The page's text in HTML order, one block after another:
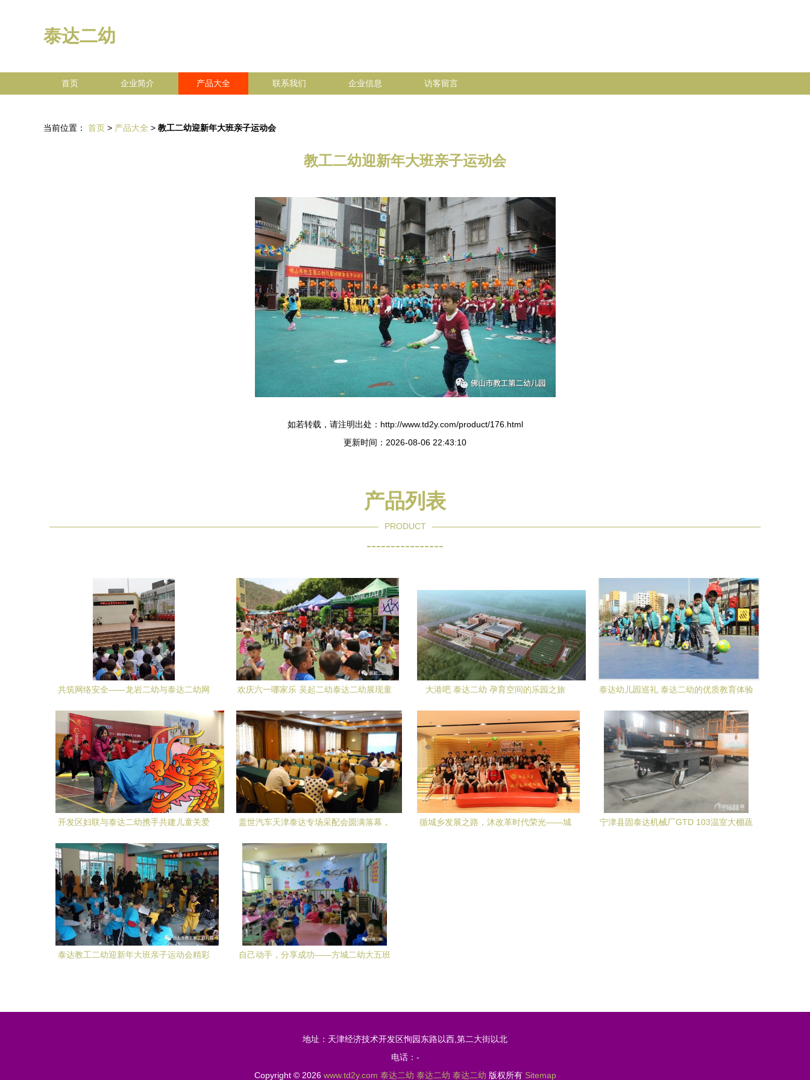
泰达二幼
首页 企业简介 产品大全 联系我们 企业信息 访客留言
当前位置： 首页 > 产品大全 > 教工二幼迎新年大班亲子运动会
教工二幼迎新年大班亲子运动会
如若转载，请注明出处：http://www.td2y.com/product/176.html
更新时间：2026-08-06 22:43:10
产品列表
PRODUCT
----------------
共筑网络安全——龙岩二幼与泰达二幼网
欢庆六一哪家乐 吴起二幼泰达二幼展现童
大港吧 泰达二幼 孕育空间的乐园之旅 泰达幼儿园巡礼 泰达二幼的优质教育体验
开发区妇联与泰达二幼携手共建儿童关爱
盖世汽车天津泰达专场采配会圆满落幕，
循城乡发展之路，沐改革时代荣光——城
宁津县固泰达机械厂GTD 103温室大棚蔬
泰达教工二幼迎新年大班亲子运动会精彩
自己动手，分享成功——方城二幼大五班
地址：天津经济技术开发区恂园东路以西,第二大街以北
电话：-
Copyright © 2026 www.td2y.com 泰达二幼 泰达二幼 泰达二幼 版权所有 Sitemap